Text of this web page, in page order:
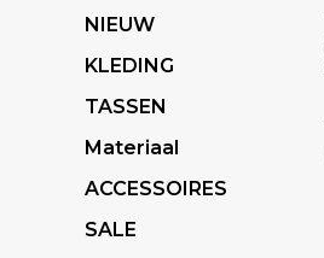
NIEUW
KLEDING
TASSEN
Materiaal
ACCESSOIRES
SALE